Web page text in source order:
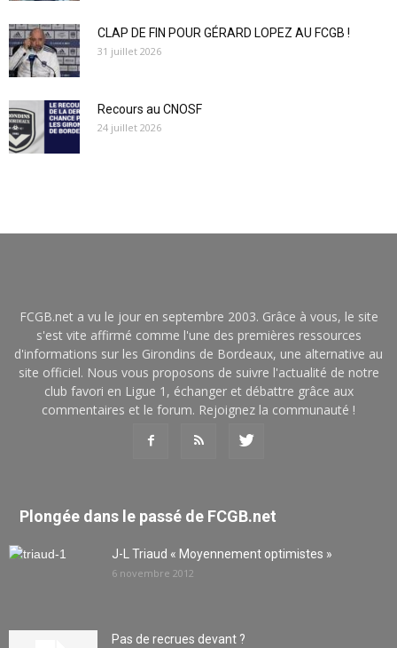
CLAP DE FIN POUR GÉRARD LOPEZ AU FCGB !
31 juillet 2026
Recours au CNOSF
24 juillet 2026
FCGB.net a vu le jour en septembre 2003. Grâce à vous, le site
s'est vite affirmé comme l'une des premières ressources
d'informations sur les Girondins de Bordeaux, une alternative au
site officiel. Nous vous proposons de suivre l'actualité de notre
club favori en Ligue 1, échanger et débattre grâce aux
commentaires et le forum. Rejoignez la communauté !
Plongée dans le passé de FCGB.net
J-L Triaud « Moyennement optimistes »
6 novembre 2012
Pas de recrues devant ?